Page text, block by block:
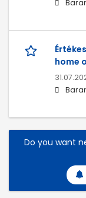
home
Do you want